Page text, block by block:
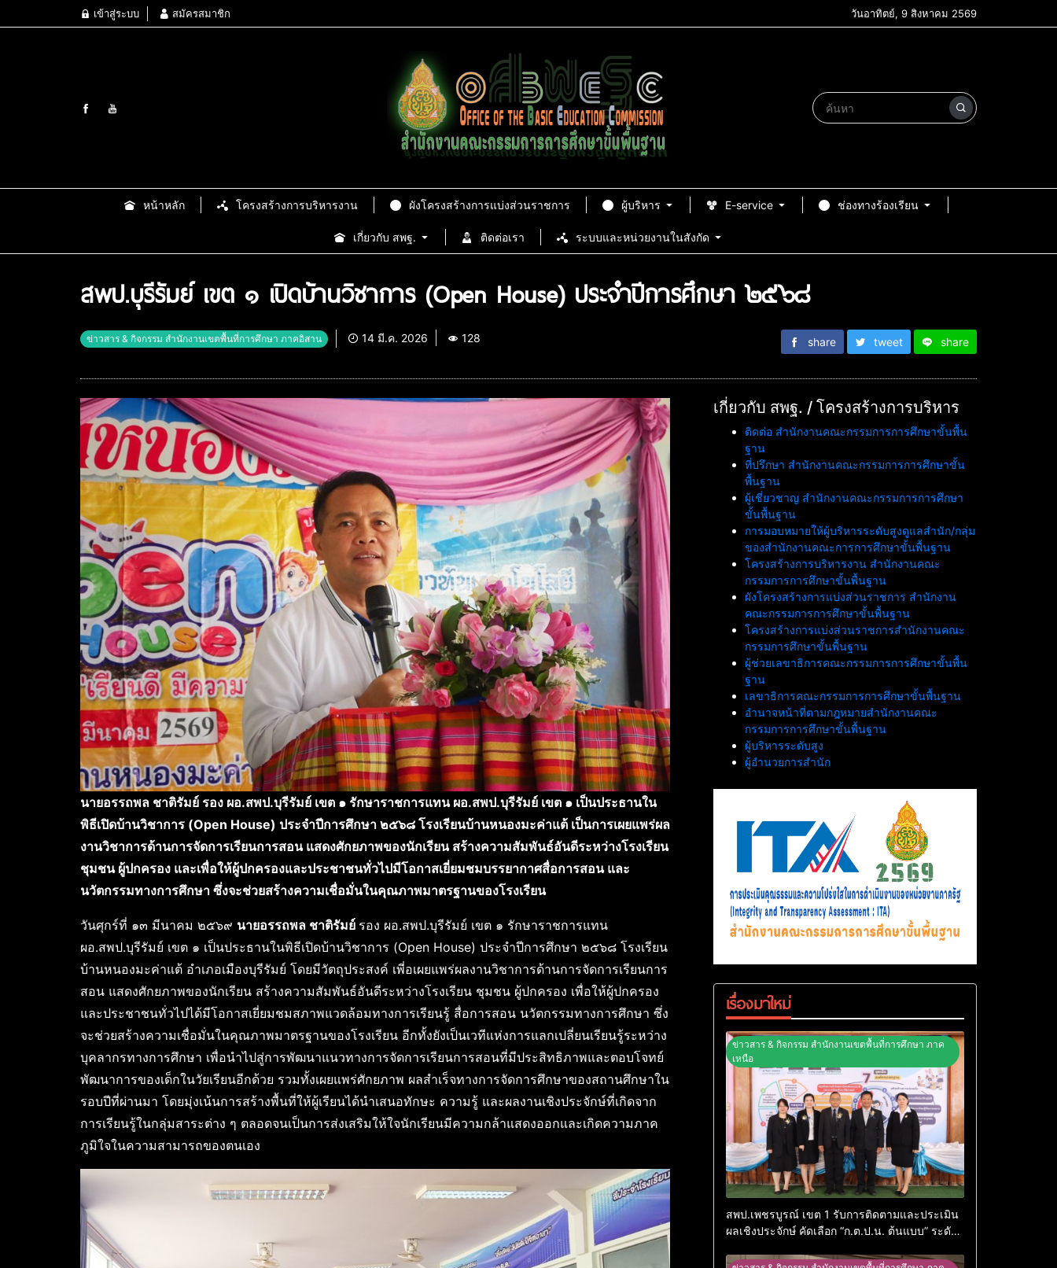
เข้าสู่ระบบ สมัครสมาชิก วันอาทิตย์, 9 สิงหาคม 2569
หน้าหลัก โครงสร้างการบริหารงาน ผังโครงสร้างการแบ่งส่วนราชการ ผู้บริหาร E-service ช่องทางร้องเรียน
เกี่ยวกับ สพฐ. ติดต่อเรา ระบบและหน่วยงานในสังกัด
สพป.บุรีรัมย์ เขต ๑ เปิดบ้านวิชาการ (Open House) ประจำปีการศึกษา ๒๕๖๘
ข่าวสาร & กิจกรรม สำนักงานเขตพื้นที่การศึกษา ภาคอิสาน 14 มี.ค. 2026 128 share tweet share
นายอรรถพล ชาติรัมย์ รอง ผอ.สพป.บุรีรัมย์ เขต ๑ รักษาราชการแทน ผอ.สพป.บุรีรัมย์ เขต ๑ เป็นประธานใน
พิธีเปิดบ้านวิชาการ (Open House) ประจำปีการศึกษา ๒๕๖๘ โรงเรียนบ้านหนองมะค่าแต้ เป็นการเผยแพร่ผล
งานวิชาการด้านการจัดการเรียนการสอน แสดงศักยภาพของนักเรียน สร้างความสัมพันธ์อันดีระหว่างโรงเรียน
ชุมชน ผู้ปกครอง และเพื่อให้ผู้ปกครองและประชาชนทั่วไปมีโอกาสเยี่ยมชมบรรยากาศสื่อการสอน และ
นวัตกรรมทางการศึกษา ซึ่งจะช่วยสร้างความเชื่อมั่นในคุณภาพมาตรฐานของโรงเรียน
วันศุกร์ที่ ๑๓ มีนาคม ๒๕๖๙ นายอรรถพล ชาติรัมย์ รอง ผอ.สพป.บุรีรัมย์ เขต ๑ รักษาราชการแทน
ผอ.สพป.บุรีรัมย์ เขต ๑ เป็นประธานในพิธีเปิดบ้านวิชาการ (Open House) ประจำปีการศึกษา ๒๕๖๘ โรงเรียน
บ้านหนองมะค่าแต้ อำเภอเมืองบุรีรัมย์ โดยมีวัตถุประสงค์ เพี่อเผยแพร่ผลงานวิชาการด้านการจัดการเรียนการ
สอน แสดงศักยภาพของนักเรียน สร้างความสัมพันธ์อันดีระหว่างโรงเรียน ชุมชน ผู้ปกครอง เพื่อให้ผู้ปกครอง
และประชาชนทั่วไปได้มีโอกาสเยี่ยมชมสภาพแวดล้อมทางการเรียนรู้ สื่อการสอน นวัตกรรมทางการศึกษา ซึ่ง
จะช่วยสร้างความเชื่อมั่นในคุณภาพมาตรฐานของโรงเรียน อีกทั้งยังเป็นเวทีแห่งการแลกเปลี่ยนเรียนรู้ระหว่าง
บุคลากรทางการศึกษา เพื่อนำไปสู่การพัฒนาแนวทางการจัดการเรียนการสอนที่มีประสิทธิภาพและตอบโจทย์
พัฒนาการของเด็กในวัยเรียนอีกด้วย รวมทั้งเผยแพร่ศักยภาพ ผลสำเร็จทางการจัดการศึกษาของสถานศึกษาใน
รอบปีที่ผ่านมา โดยมุ่งเน้นการสร้างพื้นที่ให้ผู้เรียนได้นำเสนอทักษะ ความรู้ และผลงานเชิงประจักษ์ที่เกิดจาก
การเรียนรู้ในกลุ่มสาระต่าง ๆ ตลอดจนเป็นการส่งเสริมให้ใจนักเรียนมีความกล้าแสดงออกและเกิดความภาค
ภูมิใจในความสามารถของตนเอง
เกี่ยวกับ สพฐ. / โครงสร้างการบริหาร
ติดต่อ สำนักงานคณะกรรมการการศึกษาขั้นพื้น
ฐาน
ที่ปรึกษา สำนักงานคณะกรรมการการศึกษาขั้น
พื้นฐาน
ผู้เชี่ยวชาญ สำนักงานคณะกรรมการการศึกษา
ขั้นพื้นฐาน
การมอบหมายให้ผู้บริหารระดับสูงดูแลสำนัก/กลุ่ม
ของสำนักงานคณะการการศึกษาขั้นพื้นฐาน
โครงสร้างการบริหารงาน สำนักงานคณะ
กรรมการการศึกษาขั้นพื้นฐาน
ผังโครงสร้างการแบ่งส่วนราชการ สำนักงาน
คณะกรรมการการศึกษาขั้นพื้นฐาน
โครงสร้างการแบ่งส่วนราชการสำนักงานคณะ
กรรมการศึกษาขั้นพื้นฐาน
ผู้ช่วยเลขาธิการคณะกรรมการการศึกษาขั้นพื้น
ฐาน
เลขาธิการคณะกรรมการการศึกษาขั้นพื้นฐาน
อำนาจหน้าที่ตามกฎหมายสำนักงานคณะ
กรรมการการศึกษาขั้นพื้นฐาน
ผู้บริหารระดับสูง
ผู้อำนวยการสำนัก
เรื่องมาใหม่
ข่าวสาร & กิจกรรม สำนักงานเขตพื้นที่การศึกษา ภาค
เหนือ
สพป.เพชรบูรณ์ เขต 1 รับการติดตามและประเมิน
ผลเชิงประจักษ์ คัดเลือก “ก.ต.ป.น. ต้นแบบ” ระดับ